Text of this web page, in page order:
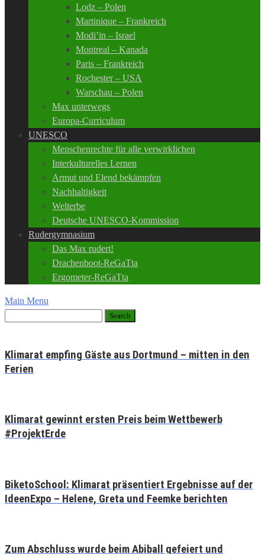
Lodz – Polen
Martinique – Frankreich
Modi’in – Israel
Montreal – Kanada
Paris – Frankreich
Rochester – USA
Warschau – Polen
Max unterwegs
Europa-Curriculum
UNESCO
Menschenrechte für alle verwirklichen
Interkulturelles Lernen
Armut und Elend bekämpfen
Nachhaltigkeit
Welterbe
Deutsche UNESCO-Kommission
Rudergymnasium
Das Max rudert!
Drachenboot-ReGaTta
Ergometer-ReGaTta
Main Menu
Klimarat empfing Gäste aus Dortmund – mitten in den
Ferien
Klimarat gewinnt ersten Preis beim Wettbewerb
#ProjektErde
BiketoSchool: Klimarat präsentiert Ergebnisse auf der
IdeenExpo – Helene, Greta und Feemke berichten
Zum Abschluss wurde beim Abiball gefeiert und